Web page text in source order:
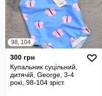
98, 104
300 грн
Купальник суцільний,
дитячій, George, 3-4
рокі, 98-104 зріст.